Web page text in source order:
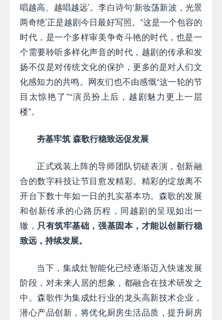
唱越高、越唱越远’。李白诗句‘新妆荡新波，光景
两奇绝’正是越剧今日最好写照。”这是一个包容的
时代，是一个多样审美争奇斗艳的时代，也是一
个需要聆听多样化声音的时代，越剧的传承和发
扬不仅是对传统文化的保护，更多的是对人们文
化感知力的共鸣。网友们也不由感慨“这一轮的节
目太惊艳了”“演员扮上后，越剧魅力更上一层
楼”。
夯基牢筑 森歌行稳致远促发展
正式戏装上阵的导师团队切磋表演，创新融
合的数字科技让节目愈发精彩。精彩的绽放离不
开台下数十年如一日的扎实基本功。森歌的发展
和创新传承的心路历程，同越剧的呈现如出一
辙， 只有筑牢基础，强基固本，才能以创新行稳
致远，持续发展。
当下，集成灶智能化已经逐渐迈入快速发展
阶段，对未来人居的想象，都融合在技术研发之
中。森歌作为集成灶行业的龙头高新技术企业，
潜心产品创新，将优化厨房生活品质，提升厨房